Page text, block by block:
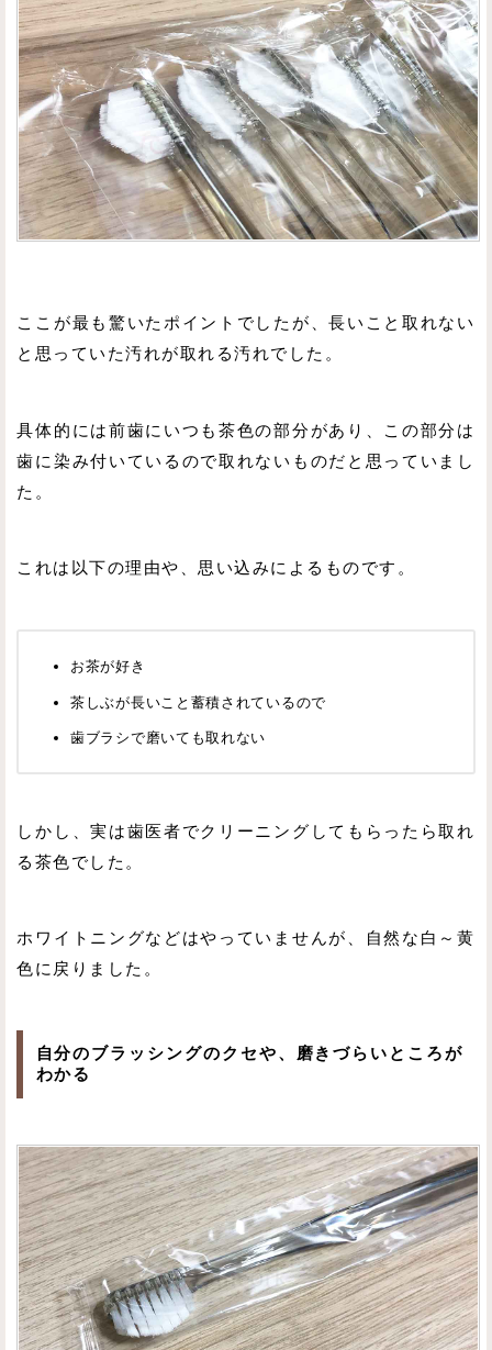
ここが最も驚いたポイントでしたが、長いこと取れない
と思っていた汚れが取れる汚れでした。
具体的には前歯にいつも茶色の部分があり、この部分は
歯に染み付いているので取れないものだと思っていまし
た。
これは以下の理由や、思い込みによるものです。
お茶が好き
茶しぶが長いこと蓄積されているので
歯ブラシで磨いても取れない
しかし、実は歯医者でクリーニングしてもらったら取れ
る茶色でした。
ホワイトニングなどはやっていませんが、自然な白～黄
色に戻りました。
自分のブラッシングのクセや、磨きづらいところが
わかる